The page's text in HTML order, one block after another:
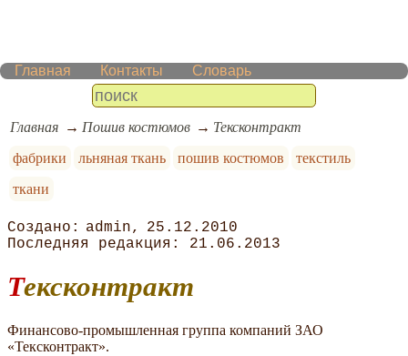
Главная Контакты Словарь
Главная Пошив костюмов
Тексконтракт
фабрики
льняная ткань пошив костюмов
текстиль
ткани
admin
25.12.2010
21.06.2013
Тексконтракт
Финансово-промышленная группа компаний ЗАО
«Тексконтракт».